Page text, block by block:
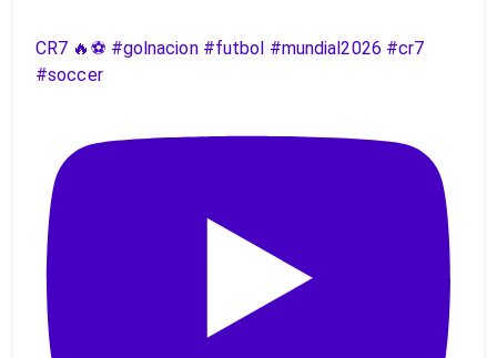
CR7 🔥⚽️ #golnacion #futbol #mundial2026 #cr7
#soccer